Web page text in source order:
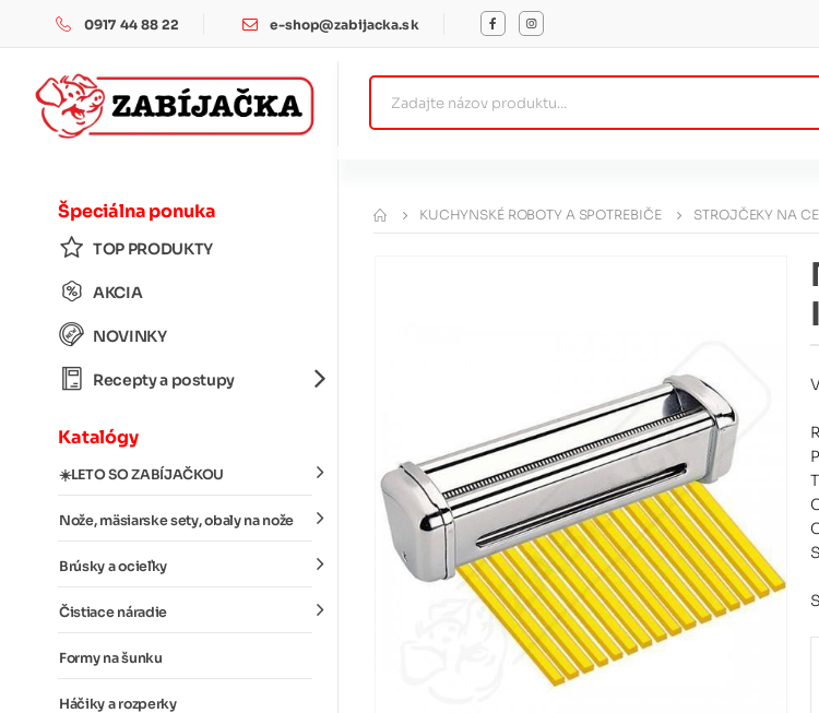
0917 44 88 22 e-shop@zabijacka.sk
Špeciálna ponuka
TOP PRODUKTY
AKCIA
NOVINKY
Recepty a postupy
Katalógy
☀️LETO SO ZABÍJAČKOU
Nože, mäsiarske sety, obaly na nože
Brúsky a ocieľky
Čistiace náradie
Formy na šunku
Háčiky a rozperky
KUCHYNSKÉ ROBOTY A SPOTREBIČE STROJČEKY NA